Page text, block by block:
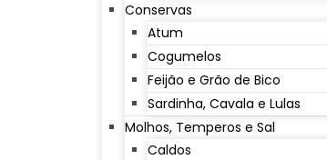
Conservas
Atum
Cogumelos
Feijão e Grão de Bico
Sardinha, Cavala e Lulas
Molhos, Temperos e Sal
Caldos